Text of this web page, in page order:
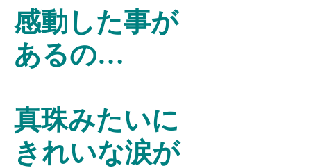
感動した事が
あるの…
真珠みたいに
きれいな涙が